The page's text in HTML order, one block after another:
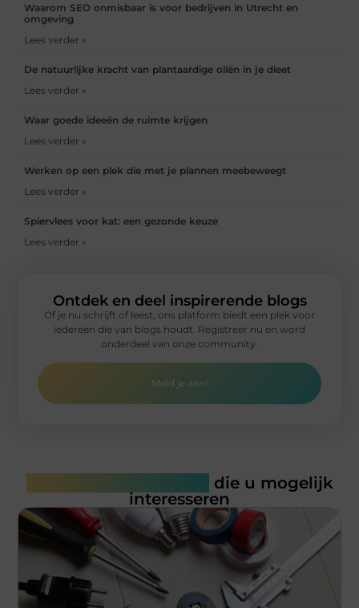
Waarom SEO onmisbaar is voor bedrijven in Utrecht en
omgeving
Lees verder »
De natuurlijke kracht van plantaardige oliën in je dieet
Lees verder »
Waar goede ideeën de ruimte krijgen
Lees verder »
Werken op een plek die met je plannen meebeweegt
Lees verder »
Spiervlees voor kat: een gezonde keuze
Lees verder »
Ontdek en deel inspirerende blogs
Of je nu schrijft of leest, ons platform biedt een plek voor
iedereen die van blogs houdt. Registreer nu en word
onderdeel van onze community.
Meld je aan!
die u mogelijk
interesseren